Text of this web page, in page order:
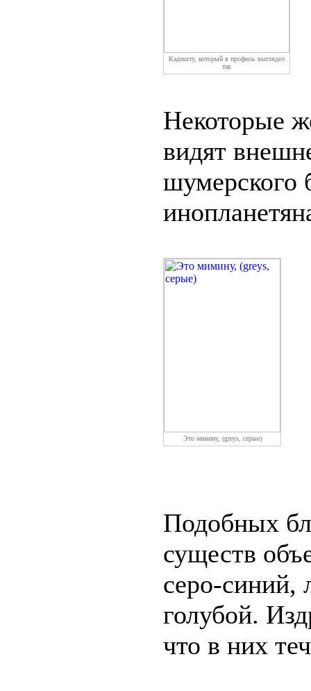
Кадишту, который в профиль выглядел
так
Некоторые
видят
шумерского
Это мимину, (greys, серые)
Подобных
существ
серо-синий,
голубой.
что в них